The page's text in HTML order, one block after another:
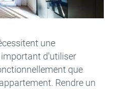
Rappeler le mot de passe
un e-mail contenant un
une
d'utiliser
que
Rendre un